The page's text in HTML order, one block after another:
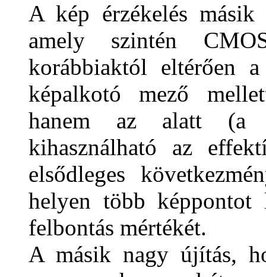
A kép érzékelés
amely szintén
korábbiaktól eltérően
képalkotó mező
hanem az alatt (a
kihasználható az
elsődleges
helyen több
felbontás mértékét.
A másik nagy újítás,